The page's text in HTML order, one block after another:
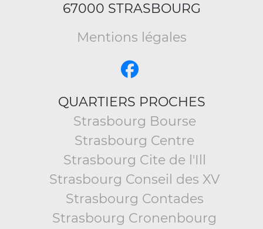
67000 STRASBOURG
Mentions légales
QUARTIERS PROCHES
Strasbourg Bourse
Strasbourg Centre
Strasbourg Cite de l'Ill
Strasbourg Conseil des XV
Strasbourg Contades
Strasbourg Cronenbourg